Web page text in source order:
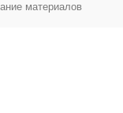
материалов